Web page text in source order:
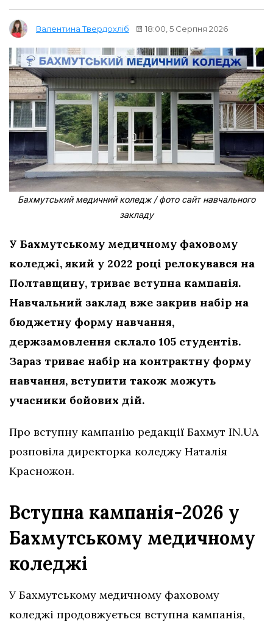
Валентина Твердохліб 18:00, 5 Серпня 2026
Бахмутський медичний коледж / фото сайт навчального
закладу
У Бахмутському медичному фаховому
коледжі, який у 2022 році релокувався на
Полтавщину, триває вступна кампанія.
Навчальний заклад вже закрив набір на
бюджетну форму навчання,
держзамовлення склало 105 студентів.
Зараз триває набір на контрактну форму
навчання, вступити також можуть
учасники бойових дій.
Про вступну кампанію редакції Бахмут IN.UA
розповіла директорка коледжу Наталія
Красножон.
Вступна кампанія-2026 у
Бахмутському медичному
коледжі
У Бахмутському медичному фаховому
коледжі продовжується вступна кампанія,